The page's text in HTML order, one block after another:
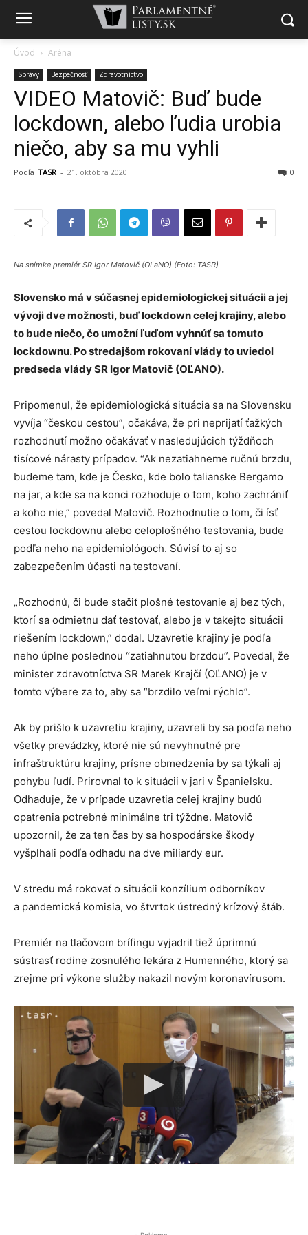
Úvod Aréna
Správy Bezpečnosť Zdravotníctvo
VIDEO Matovič: Buď bude
lockdown, alebo ľudia urobia
niečo, aby sa mu vyhli
Podľa TASR - 21. októbra 2020 0
Na snímke premiér SR Igor Matovič (OĽaNO) (Foto: TASR)
Slovensko má v súčasnej epidemiologickej situácii a jej
vývoji dve možnosti, buď lockdown celej krajiny, alebo
to bude niečo, čo umožní ľuďom vyhnúť sa tomuto
lockdownu. Po stredajšom rokovaní vlády to uviedol
predseda vlády SR Igor Matovič (OĽANO).
Pripomenul, že epidemiologická situácia sa na Slovensku
vyvíja “českou cestou”, očakáva, že pri neprijatí ťažkých
rozhodnutí možno očakávať v nasledujúcich týždňoch
tisícové nárasty prípadov. “Ak nezatiahneme ručnú brzdu,
budeme tam, kde je Česko, kde bolo talianske Bergamo
na jar, a kde sa na konci rozhoduje o tom, koho zachrániť
a koho nie,” povedal Matovič. Rozhodnutie o tom, či ísť
cestou lockdownu alebo celoplošného testovania, bude
podľa neho na epidemiológoch. Súvisí to aj so
zabezpečením účasti na testovaní.
„Rozhodnú, či bude stačiť plošné testovanie aj bez tých,
ktorí sa odmietnu dať testovať, alebo je v takejto situácii
riešením lockdown,” dodal. Uzavretie krajiny je podľa
neho úplne poslednou “zatiahnutou brzdou”. Povedal, že
minister zdravotníctva SR Marek Krajčí (OĽANO) je v
tomto výbere za to, aby sa “brzdilo veľmi rýchlo”.
Ak by prišlo k uzavretiu krajiny, uzavreli by sa podľa neho
všetky prevádzky, ktoré nie sú nevyhnutné pre
infraštruktúru krajiny, prísne obmedzenia by sa týkali aj
pohybu ľudí. Prirovnal to k situácii v jari v Španielsku.
Odhaduje, že v prípade uzavretia celej krajiny budú
opatrenia potrebné minimálne tri týždne. Matovič
upozornil, že za ten čas by sa hospodárske škody
vyšplhali podľa odhadu na dve miliardy eur.
V stredu má rokovať o situácii konzílium odborníkov
a pandemická komisia, vo štvrtok ústredný krízový štáb.
Premiér na tlačovom brífingu vyjadril tiež úprimnú
sústrasť rodine zosnulého lekára z Humenného, ktorý sa
zrejme pri výkone služby nakazil novým koronavírusom.